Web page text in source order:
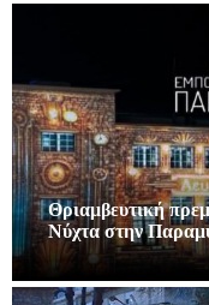
Θριαμβευτική
Νύχτα στην